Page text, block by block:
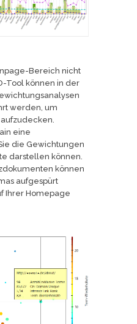
Bereich nicht
Tool können in der
werden, um
eine
die Gewichtungen
darstellen können.
können
aufgespürt
Ihrer Homepage